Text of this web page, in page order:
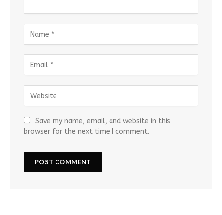
Save my name, email, and website in this
browser for the next time I comment.